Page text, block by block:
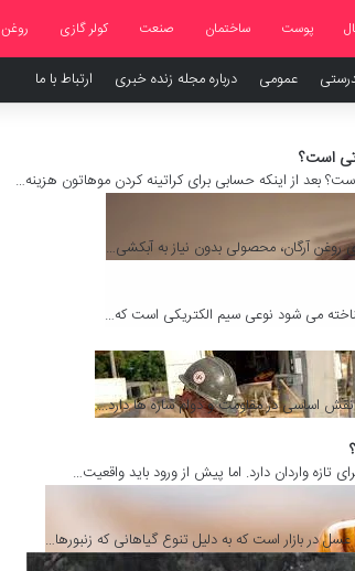
پوست ساختمان صنعت کولر گازی روغن
عمومی درباره مجله زنده خبری ارتباط با ما
است؟
بعد از اینکه حسابی برای کراتینه کردن موهاتون هزینه…
روغن آرگان، محصولی بدون نیاز به آبکشی…
می شود نوعی سیم الکتریکی است که…
و دوام سازه ها دارد.…
دارد. اما پیش از ورود باید واقعیت…
که به دلیل تنوع گیاهانی که زنبورها…